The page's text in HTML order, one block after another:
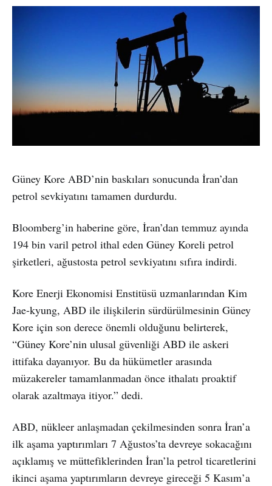
Güney Kore ABD’nin baskıları sonucunda İran’dan
petrol sevkiyatını tamamen durdurdu.
Bloomberg’in haberine göre, İran’dan temmuz ayında
194 bin varil petrol ithal eden Güney Koreli petrol
şirketleri, ağustosta petrol sevkiyatını sıfıra indirdi.
Kore Enerji Ekonomisi Enstitüsü uzmanlarından Kim
Jae-kyung, ABD ile ilişkilerin sürdürülmesinin Güney
Kore için son derece önemli olduğunu belirterek,
“Güney Kore’nin ulusal güvenliği ABD ile askeri
ittifaka dayanıyor. Bu da hükümetler arasında
müzakereler tamamlanmadan önce ithalatı proaktif
olarak azaltmaya itiyor.” dedi.
ABD, nükleer anlaşmadan çekilmesinden sonra İran’a
ilk aşama yaptırımları 7 Ağustos’ta devreye sokacağını
açıklamış ve müttefiklerinden İran’la petrol ticaretlerini
ikinci aşama yaptırımların devreye gireceği 5 Kasım’a